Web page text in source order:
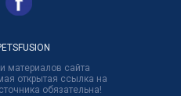
материалов сайта
открытая ссылка на
обязательна!